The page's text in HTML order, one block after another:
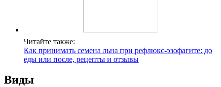
Читайте также:
Как принимать семена льна при рефлюкс-эзофагите: до
еды или после, рецепты и отзывы
Виды